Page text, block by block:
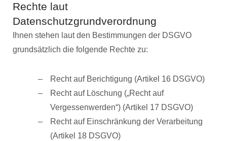
Rechte laut
Datenschutzgrundverordnung
Ihnen stehen laut den Bestimmungen der DSGVO
grundsätzlich die folgende Rechte zu:
Recht auf Berichtigung (Artikel 16 DSGVO)
Recht auf Löschung („Recht auf
Vergessenwerden“) (Artikel 17 DSGVO)
Recht auf Einschränkung der Verarbeitung
(Artikel 18 DSGVO)